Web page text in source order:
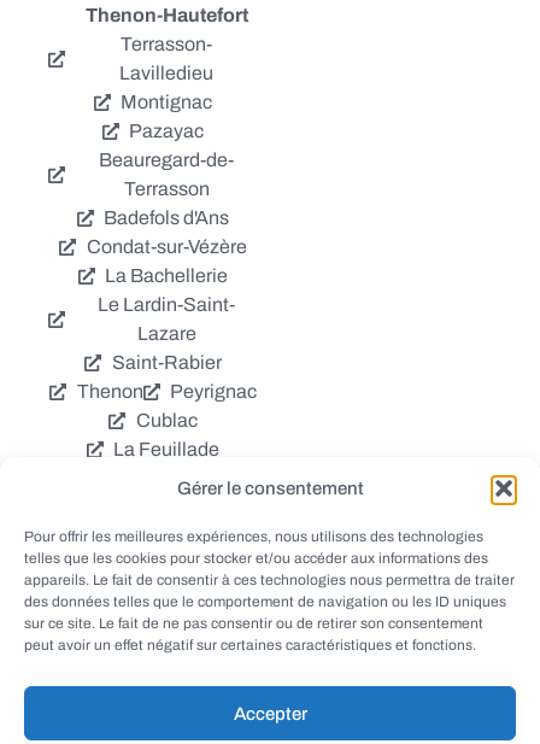
Gérer le consentement
Pour offrir les meilleures expériences, nous utilisons des technologies
telles que les cookies pour stocker et/ou accéder aux informations des
appareils. Le fait de consentir à ces technologies nous permettra de traiter
des données telles que le comportement de navigation ou les ID uniques
sur ce site. Le fait de ne pas consentir ou de retirer son consentement
peut avoir un effet négatif sur certaines caractéristiques et fonctions.
Accepter
Thenon-Hautefort
Terrasson-
Lavilledieu
Montignac
Pazayac
Beauregard-de-
Terrasson
Badefols d'Ans
Condat-sur-Vézère
La Bachellerie
Le Lardin-Saint-
Lazare
Saint-Rabier
Thenon
Peyrignac
Cublac
La Feuillade
Chavagnac
Coly
Grèzes
Aubas
Villac
Azerat
Ladornac
Tourtoirac